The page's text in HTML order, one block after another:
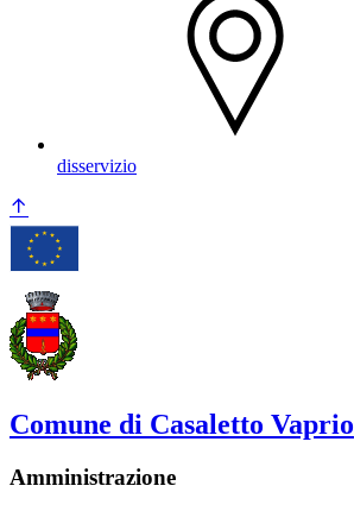
disservizio
Comune di Casaletto Vaprio
Amministrazione